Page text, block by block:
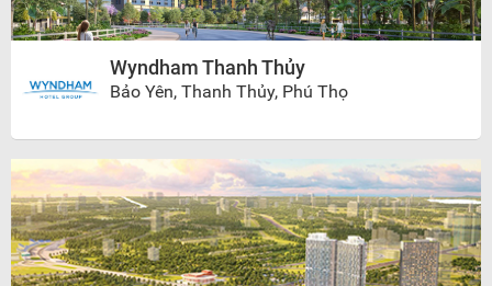
Wyndham Thanh Thủy
Bảo Yên, Thanh Thủy, Phú Thọ